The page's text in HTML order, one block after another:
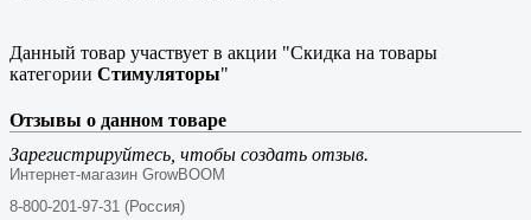
Данный товар участвует в акции "Скидка на товары
категории Стимуляторы"
Отзывы о данном товаре
Зарегистрируйтесь, чтобы создать отзыв.
Интернет-магазин GrowBOOM
8-800-201-97-31 (Россия)